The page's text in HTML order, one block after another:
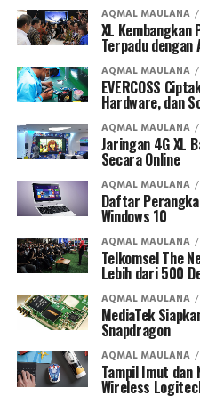
AQMAL MAULANA
XL Kembangkan
Terpadu dengan
AQMAL MAULANA
EVERCOSS
Hardware, dan
AQMAL MAULANA
Jaringan 4G XL
Secara Online
AQMAL MAULANA
Daftar
Windows 10
AQMAL MAULANA
Telkomsel The
Lebih dari 500
AQMAL MAULANA
MediaTek
Snapdragon
AQMAL MAULANA
Tampil Imut dan
Wireless